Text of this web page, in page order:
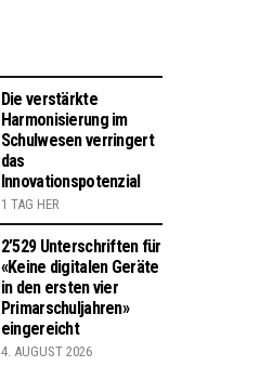
Die verstärkte
Harmonisierung im
Schulwesen verringert
das
Innovationspotenzial
1 TAG HER
2’529 Unterschriften für
«Keine digitalen Geräte
in den ersten vier
Primarschuljahren»
eingereicht
4. AUGUST 2026